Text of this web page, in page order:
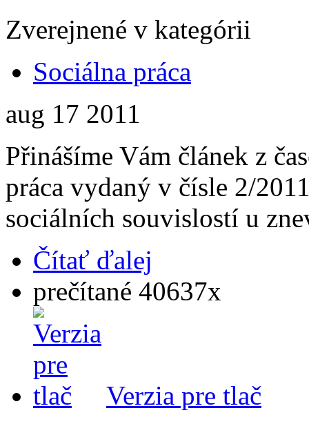
Zverejnené v kategórii
Sociálna práca
aug 17 2011
Přinášíme Vám článek z
práca vydaný v čísle 2/
sociálních souvislostí u
Čítať ďalej
prečítané 40637x
Verzia pre tlač